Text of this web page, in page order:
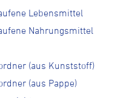
Lebensmittel
Nahrungsmittel
(aus Kunststoff)
(aus Pappe)